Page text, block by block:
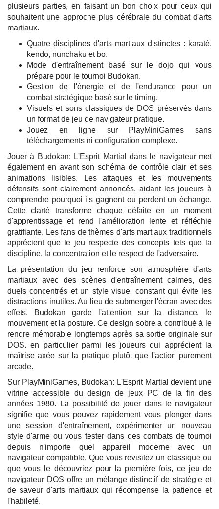
plusieurs parties, en faisant un bon choix pour ceux qui
souhaitent une approche plus cérébrale du combat d'arts
martiaux.
Quatre disciplines d'arts martiaux distinctes : karaté,
kendo, nunchaku et bo.
Mode d'entraînement basé sur le dojo qui vous
prépare pour le tournoi Budokan.
Gestion de l'énergie et de l'endurance pour un
combat stratégique basé sur le timing.
Visuels et sons classiques de DOS préservés dans
un format de jeu de navigateur pratique.
Jouez en ligne sur PlayMiniGames sans
téléchargements ni configuration complexe.
Jouer à Budokan: L'Esprit Martial dans le navigateur met
également en avant son schéma de contrôle clair et ses
animations lisibles. Les attaques et les mouvements
défensifs sont clairement annoncés, aidant les joueurs à
comprendre pourquoi ils gagnent ou perdent un échange.
Cette clarté transforme chaque défaite en un moment
d'apprentissage et rend l'amélioration lente et réfléchie
gratifiante. Les fans de thèmes d'arts martiaux traditionnels
apprécient que le jeu respecte des concepts tels que la
discipline, la concentration et le respect de l'adversaire.
La présentation du jeu renforce son atmosphère d'arts
martiaux avec des scènes d'entraînement calmes, des
duels concentrés et un style visuel constant qui évite les
distractions inutiles. Au lieu de submerger l'écran avec des
effets, Budokan garde l'attention sur la distance, le
mouvement et la posture. Ce design sobre a contribué à le
rendre mémorable longtemps après sa sortie originale sur
DOS, en particulier parmi les joueurs qui apprécient la
maîtrise axée sur la pratique plutôt que l'action purement
arcade.
Sur PlayMiniGames, Budokan: L'Esprit Martial devient une
vitrine accessible du design de jeux PC de la fin des
années 1980. La possibilité de jouer dans le navigateur
signifie que vous pouvez rapidement vous plonger dans
une session d'entraînement, expérimenter un nouveau
style d'arme ou vous tester dans des combats de tournoi
depuis n'importe quel appareil moderne avec un
navigateur compatible. Que vous revisitez un classique ou
que vous le découvriez pour la première fois, ce jeu de
navigateur DOS offre un mélange distinctif de stratégie et
de saveur d'arts martiaux qui récompense la patience et
l'habileté.